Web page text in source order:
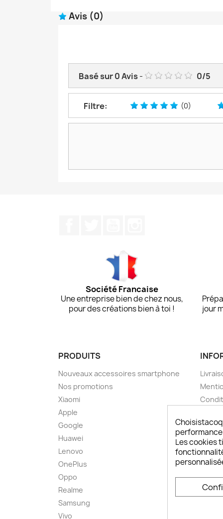
Avis (0)
Basé sur0Avis- 0/5
Filtre: (0)
Société Francaise
Une entreprise bien de chez nous,
pour des créations bien à toi !
jour
PRODUITS
Nouveaux accessoires smartphone
Nos promotions
Xiaomi
Apple
Google
Huawei
Lenovo
OnePlus
Oppo
Realme
Samsung
Vivo
FAQ
Les cookies